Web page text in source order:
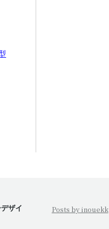
ザイ
Posts by inouekk